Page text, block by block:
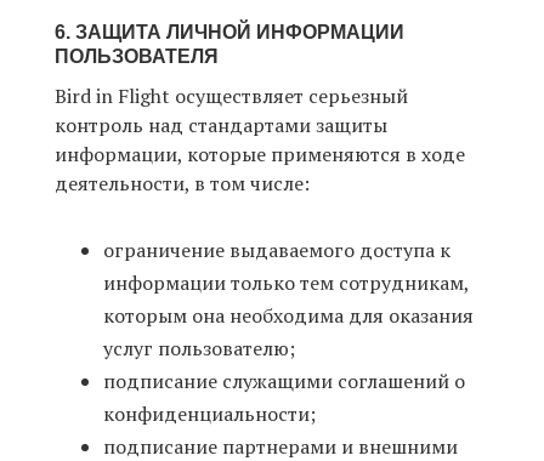
6. ЗАЩИТА ЛИЧНОЙ ИНФОРМАЦИИ
ПОЛЬЗОВАТЕЛЯ
Bird in Flight осуществляет серьезный
контроль над стандартами защиты
информации, которые применяются в ходе
деятельности, в том числе:
ограничение выдаваемого доступа к
информации только тем сотрудникам,
которым она необходима для оказания
услуг пользователю;
подписание служащими соглашений о
конфиденциальности;
подписание партнерами и внешними